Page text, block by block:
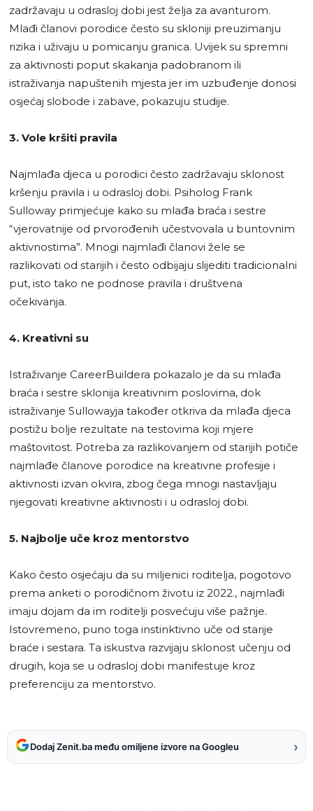
zadržavaju u odrasloj dobi jest želja za avanturom.
Mlađi članovi porodice često su skloniji preuzimanju
rizika i uživaju u pomicanju granica. Uvijek su spremni
za aktivnosti poput skakanja padobranom ili
istraživanja napuštenih mjesta jer im uzbuđenje donosi
osjećaj slobode i zabave, pokazuju studije.
3. Vole kršiti pravila
Najmlađa djeca u porodici često zadržavaju sklonost
kršenju pravila i u odrasloj dobi. Psiholog Frank
Sulloway primjećuje kako su mlađa braća i sestre
“vjerovatnije od prvorođenih učestvovala u buntovnim
aktivnostima”. Mnogi najmlađi članovi žele se
razlikovati od starijih i često odbijaju slijediti tradicionalni
put, isto tako ne podnose pravila i društvena
očekivanja.
4. Kreativni su
Istraživanje CareerBuildera pokazalo je da su mlađa
braća i sestre sklonija kreativnim poslovima, dok
istraživanje Sullowayja također otkriva da mlađa djeca
postižu bolje rezultate na testovima koji mjere
maštovitost. Potreba za razlikovanjem od starijih potiče
najmlađe članove porodice na kreativne profesije i
aktivnosti izvan okvira, zbog čega mnogi nastavljaju
njegovati kreativne aktivnosti i u odrasloj dobi.
5. Najbolje uče kroz mentorstvo
Kako često osjećaju da su miljenici roditelja, pogotovo
prema anketi o porodičnom životu iz 2022., najmlađi
imaju dojam da im roditelji posvećuju više pažnje.
Istovremeno, puno toga instinktivno uče od starije
braće i sestara. Ta iskustva razvijaju sklonost učenju od
drugih, koja se u odrasloj dobi manifestuje kroz
preferenciju za mentorstvo.
Dodaj Zenit.ba među omiljene izvore na Googleu ›